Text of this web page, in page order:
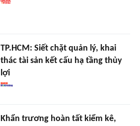
TP.HCM: Siết chặt quản lý, khai
thác tài sản kết cấu hạ tầng thủy
lợi
Khẩn trương hoàn tất kiểm kê,